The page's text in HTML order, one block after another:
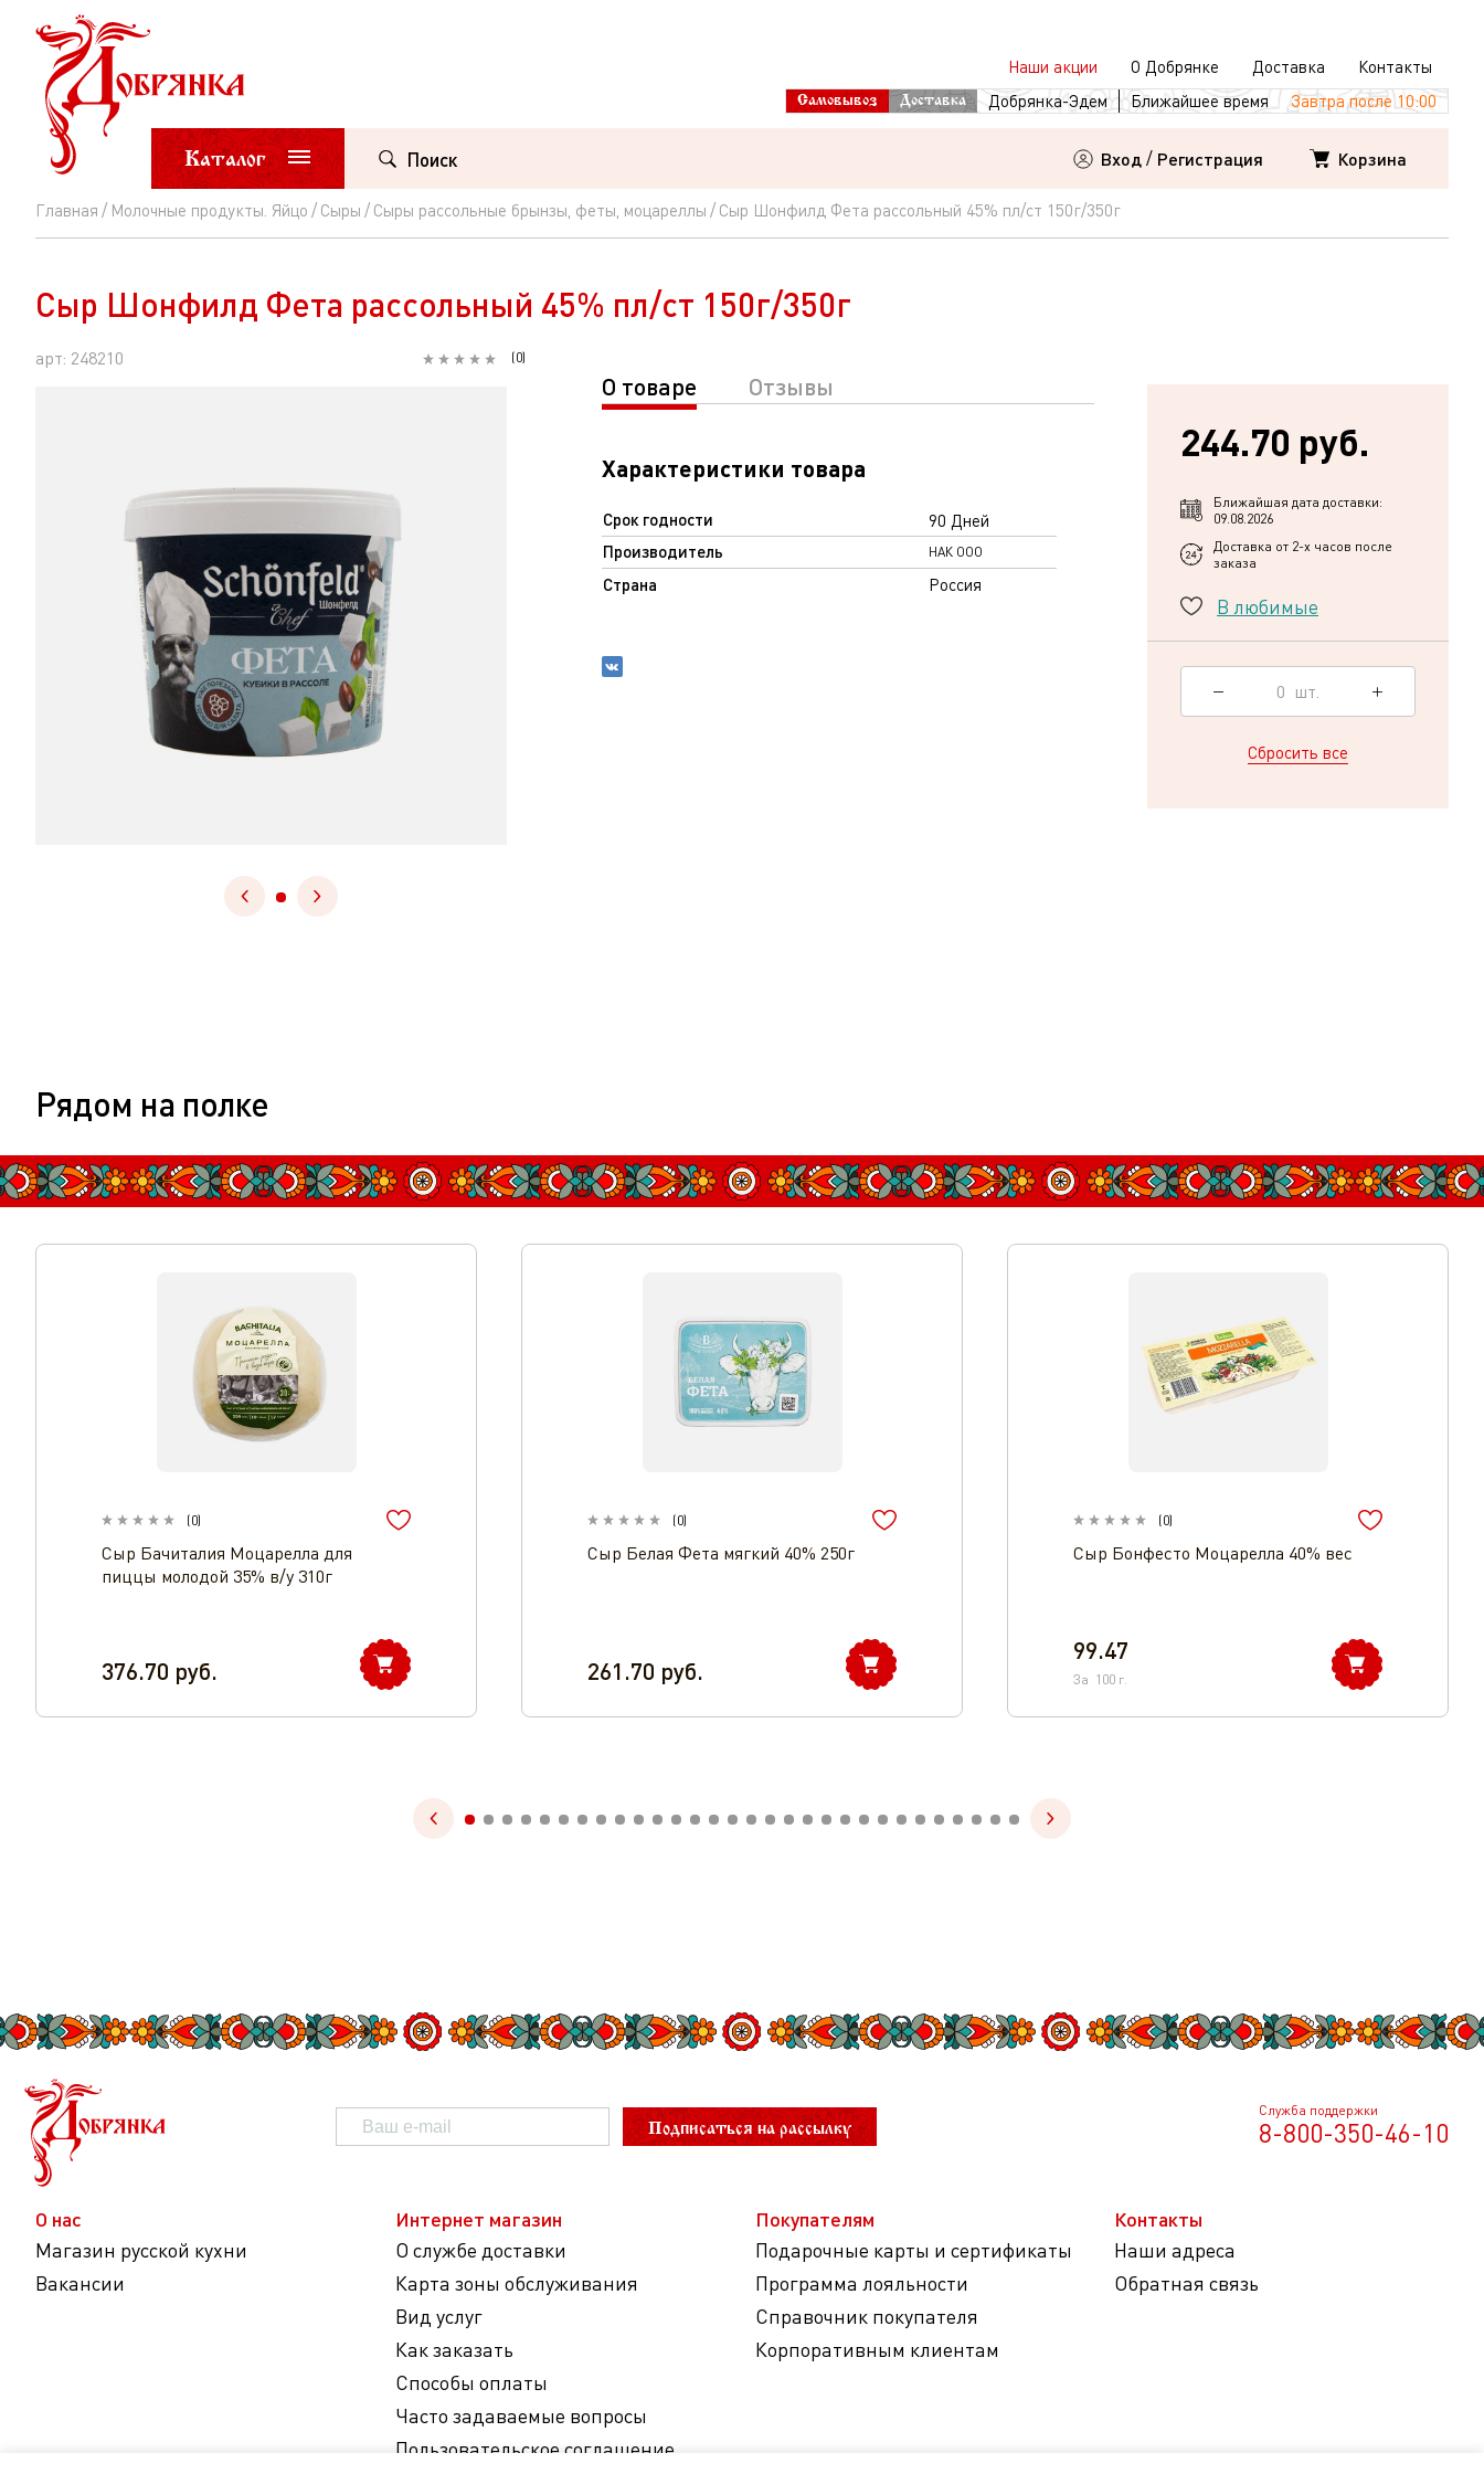
Наши акции О Добрянке Доставка Контакты
Самовывоз Доставка Добрянка-Эдем Ближайшее время Завтра после 10:00
Каталог Поиск Вход / Регистрация Корзина
Главная Молочные продукты. Яйцо Сыры Сыры рассольные брынзы, феты, моцареллы Сыр Шонфилд Фета рассольный 45% пл/ст 150г/350г
Сыр
Шонфилд
Фета
рассольный
150г/350г
Сыр Шонфилд Фета рассольный 45% пл/ст 150г/350г
арт: 248210 (0)
О товаре Отзывы
Характеристики товара
Срок годности 90 Дней
Производитель НАК ООО
Страна Россия
244.70 руб.
Ближайшая дата доставки:
09.08.2026
Доставка от 2-х часов после
заказа
В любимые
0 шт.
Сбросить все
Рядом на полке
(0)
Сыр Бачиталия Моцарелла для
пиццы молодой 35% в/у 310г
376.70 руб.
(0)
Сыр Белая Фета мягкий 40% 250г
261.70 руб.
(0)
Сыр Бонфесто Моцарелла 40% вес
99.47
За 100 г.
Подписаться на рассылку
Служба поддержки
8-800-350-46-10
О нас
Магазин русской кухни
Вакансии
Интернет магазин
О службе доставки
Карта зоны обслуживания
Вид услуг
Как заказать
Способы оплаты
Часто задаваемые вопросы
Пользовательское соглашение
Покупателям
Подарочные карты и сертификаты
Программа лояльности
Справочник покупателя
Корпоративным клиентам
Контакты
Наши адреса
Обратная связь